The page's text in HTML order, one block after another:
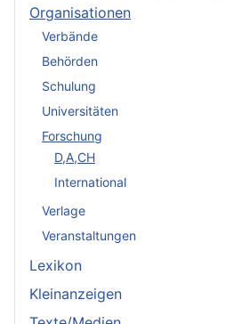
Organisationen
Verbände
Behörden
Schulung
Universitäten
Forschung
D,A,CH
International
Verlage
Veranstaltungen
Lexikon
Kleinanzeigen